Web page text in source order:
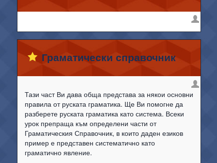
Граматически справочник
Тази част Ви дава обща представа за някои основни
правила от руската граматика. Ще Ви помогне да
разберете руската граматика като система. Всеки
урок препраща към определени части от
Граматическия Справочник, в които даден езиков
пример е представен систематично като
граматично явление.